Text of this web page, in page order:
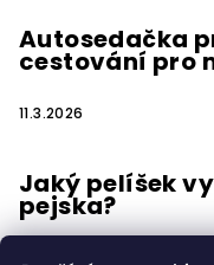
Autosedačka
cestování pro
11.3.2026
Jaký pelíšek
pejska?
15.2.2026